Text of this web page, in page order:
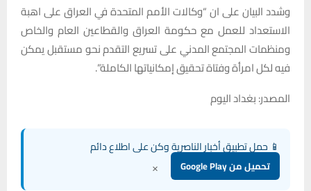
وشدد البيان على ان “وكالات الأمم المتحدة في العراق على اهبة
الاستعداد للعمل مع حكومة العراق والقطاعين العام والخاص
ومنظمات المجتمع المدني على تسريع التقدم نحو مستقبل يمكن
فيه لكل امرأة وفتاة تحقيق إمكانياتها الكاملة”.
المصدر: بغداد اليوم
📱 حمل تطبيق أخبار الناصرية وكن على اطلاع دائم
تحميل من Google Play ×